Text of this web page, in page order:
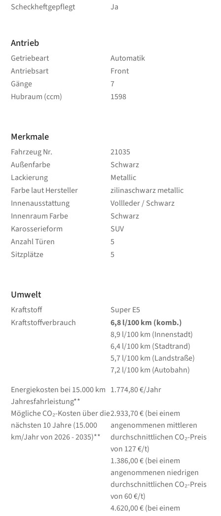
Scheckheftgepflegt
Ja
Antrieb
Getriebeart
Automatik
Antriebsart
Front
Gänge
7
Hubraum (ccm)
1598
Merkmale
Fahrzeug Nr.
21035
Außenfarbe
Schwarz
Lackierung
Metallic
Farbe laut Hersteller
zilinaschwarz metallic
Innenausstattung
Vollleder / Schwarz
Innenraum Farbe
Schwarz
Karosserieform
SUV
Anzahl Türen
5
Sitzplätze
5
Umwelt
Kraftstoff
Super E5
Kraftstoffverbrauch
6,8l/100 km (komb.)
8,9l/100 km (Innenstadt)
6,4l/100 km (Stadtrand)
5,7l/100 km (Landstraße)
7,2l/100 km (Autobahn)
Energiekosten bei 15.000 km
Jahresfahrleistung**
1.774,80 €/Jahr
Mögliche CO₂-Kosten über die
nächsten 10 Jahre (15.000
km/Jahr von 2026 - 2035)**
2.933,70 € (bei einem
angenommenen mittleren
durchschnittlichen CO₂-Preis
von 127 €/t)
1.386,00 € (bei einem
angenommenen niedrigen
durchschnittlichen CO₂-Preis
von 60 €/t)
4.620,00 € (bei einem